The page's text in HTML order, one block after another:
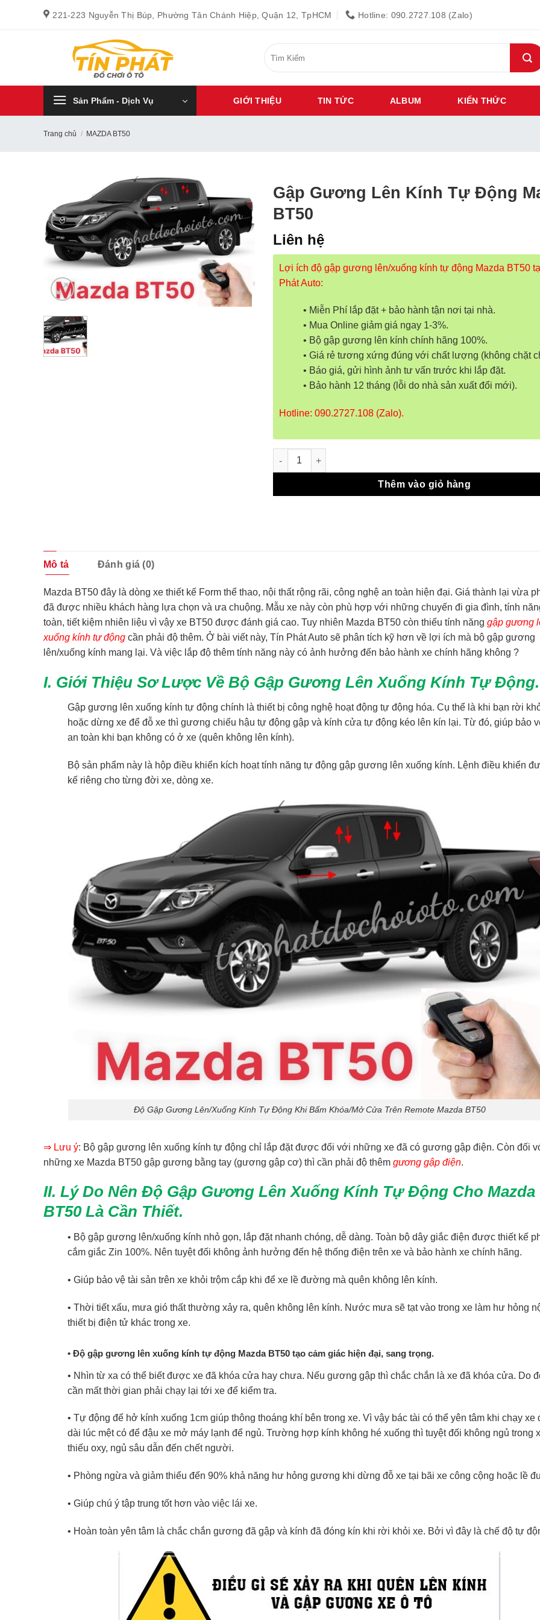
221-223 Nguyễn Thị Búp, Phường Tân Chánh Hiệp, Quận 12, TpHCM Hotline: 090.2727.108 (Zalo)
kiếm:
Sản Phẩm - Dịch Vụ GIỚI THIỆU TIN TỨC ALBUM KIẾN THỨC
Trang chủ / MAZDA BT50
Gập Gương Lên Kính Tự Động
BT50
Liên hệ
Lợi ích độ gập gương lên/xuống kính tự động Mazda BT50
Phát Auto:
• Miễn Phí lắp đặt + bảo hành tận nơi tại nhà.
• Mua Online giảm giá ngay 1-3%.
• Bộ gập gương lên kính chính hãng 100%.
• Giá rẻ tương xứng đúng với chất lượng (không chặt
• Báo giá, gửi hình ảnh tư vấn trước khi lắp đặt.
• Bảo hành 12 tháng (lỗi do nhà sản xuất đổi mới).
Hotline: 090.2727.108 (Zalo).
Gập Gương Lên Kính Tự Động Mazda BT50 số lượng
Thêm vào giỏ hàng
Mô tả Đánh giá (0)
Mazda BT50 đây là dòng xe thiết kế Form thể thao, nội thất rộng rãi, công nghệ an toàn hiện đại. Giá thành lại vừa
đã được nhiều khách hàng lựa chọn và ưa chuộng. Mẫu xe này còn phù hợp với những chuyến đi gia đình, tính
toàn, tiết kiệm nhiên liệu vì vậy xe BT50 được đánh giá cao. Tuy nhiên Mazda BT50 còn thiếu tính năng gập gương
xuống kính tự động cần phải độ thêm. Ở bài viết này, Tín Phát Auto sẽ phân tích kỹ hơn về lợi ích mà bộ gập gương
lên/xuống kính mang lại. Và việc lắp độ thêm tính năng này có ảnh hưởng đến bảo hành xe chính hãng không ?
I. Giới Thiệu Sơ Lược Về Bộ Gập Gương Lên Xuống Kính Tự Động.
Gập gương lên xuống kính tự động chính là thiết bị công nghệ hoạt động tự động hóa. Cụ thể là khi bạn rời
hoặc dừng xe để đỗ xe thì gương chiếu hậu tự động gập và kính cửa tự động kéo lên kín lại. Từ đó, giúp bảo
an toàn khi bạn không có ở xe (quên không lên kính).
Bộ sản phẩm này là hộp điều khiển kích hoạt tính năng tự động gập gương lên xuống kính. Lệnh điều khiển
kế riêng cho từng đời xe, dòng xe.
Độ Gập Gương Lên/Xuống Kính Tự Động Khi Bấm Khóa/Mở Cửa Trên Remote Mazda BT50
⇒ Lưu ý: Bộ gập gương lên xuống kính tự động chỉ lắp đặt được đối với những xe đã có gương gập điện. Còn đối
những xe Mazda BT50 gập gương bằng tay (gương gập cơ) thì cần phải độ thêm gương gập điện.
II. Lý Do Nên Độ Gập Gương Lên Xuống Kính Tự Động Cho Mazda
BT50 Là Cần Thiết.
• Bộ gập gương lên/xuống kính nhỏ gọn, lắp đặt nhanh chóng, dễ dàng. Toàn bộ dây giắc điện được thiết kế
cắm giắc Zin 100%. Nên tuyệt đối không ảnh hưởng đến hệ thống điện trên xe và bảo hành xe chính hãng.
• Giúp bảo vệ tài sản trên xe khỏi trộm cắp khi để xe lề đường mà quên không lên kính.
• Thời tiết xấu, mưa gió thất thường xảy ra, quên không lên kính. Nước mưa sẽ tạt vào trong xe làm hư hỏng
thiết bị điện tử khác trong xe.
• Độ gập gương lên xuống kính tự động Mazda BT50 tạo cảm giác hiện đại, sang trọng.
• Nhìn từ xa có thể biết được xe đã khóa cửa hay chưa. Nếu gương gập thì chắc chắn là xe đã khóa cửa. Do
cần mất thời gian phải chạy lại tới xe để kiểm tra.
• Tự động để hở kính xuống 1cm giúp thông thoáng khí bên trong xe. Vì vậy bác tài có thể yên tâm khi chạy xe
dài lúc mệt có để đậu xe mở máy lạnh để ngủ. Trường hợp kính không hé xuống thì tuyệt đối không ngủ trong
thiếu oxy, ngủ sâu dẫn đến chết người.
• Phòng ngừa và giảm thiểu đến 90% khả năng hư hỏng gương khi dừng đỗ xe tại bãi xe công cộng hoặc lề
• Giúp chú ý tập trung tốt hơn vào việc lái xe.
• Hoàn toàn yên tâm là chắc chắn gương đã gập và kính đã đóng kín khi rời khỏi xe. Bởi vì đây là chế độ tự